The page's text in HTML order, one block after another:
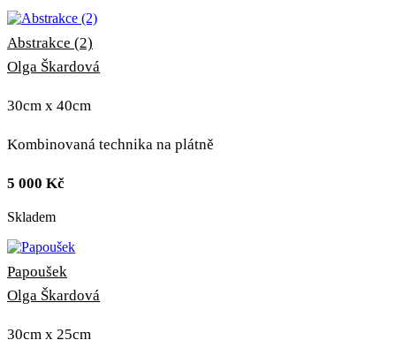
Abstrakce (2)
Olga Škardová
30cm x 40cm
Kombinovaná technika na plátně
5 000 Kč
Skladem
Papoušek
Olga Škardová
30cm x 25cm